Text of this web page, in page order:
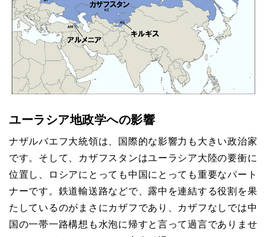
ユーラシア地政学への影響
ナザルバエフ大統領は、国際的な影響力も大きい政治家
です。そして、カザフスタンはユーラシア大陸の要衝に
位置し、ロシアにとっても中国にとっても重要なパート
ナーです。鉄道輸送路などで、露中を連結する役割を果
たしているのがまさにカザフであり、カザフなしでは中
国の一帯一路構想も水泡に帰すと言って過言でありませ